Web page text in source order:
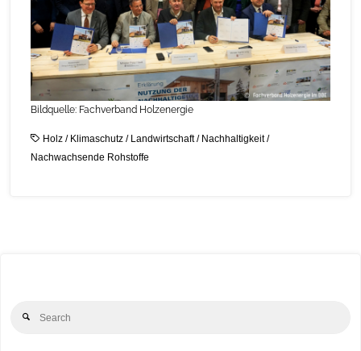
Bildquelle: Fachverband Holzenergie
Holz/ Klimaschutz/ Landwirtschaft/ Nachhaltigkeit/
Nachwachsende Rohstoffe
Search